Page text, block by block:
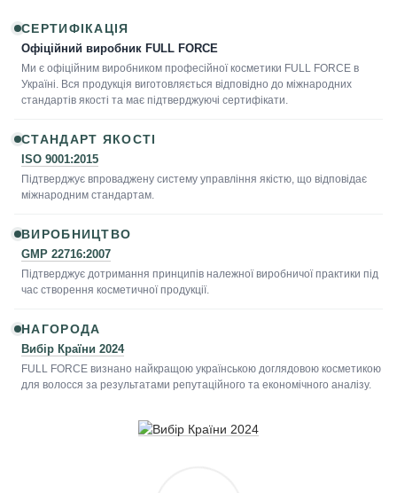
СЕРТИФІКАЦІЯ
Офіційний виробник FULL FORCE
Ми є офіційним виробником професійної косметики FULL FORCE в
Україні. Вся продукція виготовляється відповідно до міжнародних
стандартів якості та має підтверджуючі сертифікати.
СТАНДАРТ ЯКОСТІ
ISO 9001:2015
Підтверджує впроваджену систему управління якістю, що відповідає
міжнародним стандартам.
ВИРОБНИЦТВО
GMP 22716:2007
Підтверджує дотримання принципів належної виробничої практики під
час створення косметичної продукції.
НАГОРОДА
Вибір Країни 2024
FULL FORCE визнано найкращою українською доглядовою косметикою
для волосся за результатами репутаційного та економічного аналізу.